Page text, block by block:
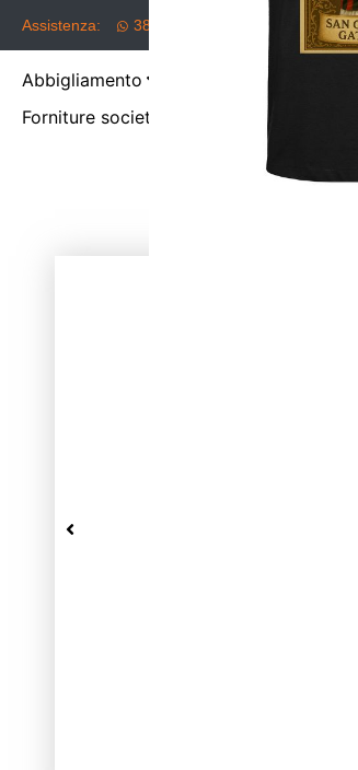
Assistenza: 388.4432271
Abbigliamento
Forniture società sportive